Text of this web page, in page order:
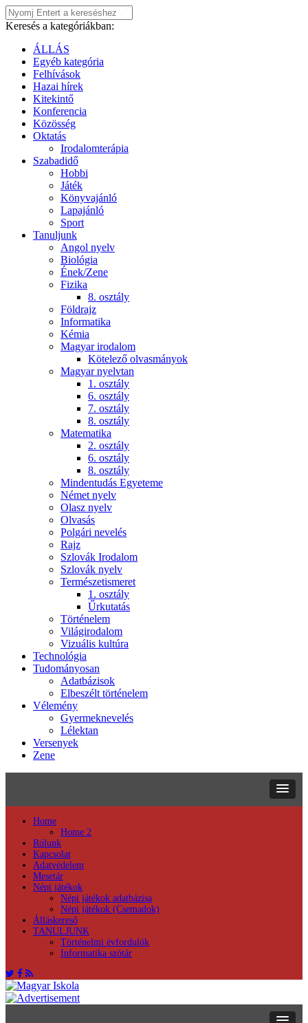
Keresés a kategóriákban:
ÁLLÁS
Egyéb kategória
Felhívások
Hazai hírek
Kitekintő
Konferencia
Közösség
Oktatás
Irodalomterápia
Szabadidő
Hobbi
Játék
Könyvajánló
Lapajánló
Sport
Tanuljunk
Angol nyelv
Biológia
Ének/Zene
Fizika
8. osztály
Földrajz
Informatika
Kémia
Magyar irodalom
Kötelező olvasmányok
Magyar nyelvtan
1. osztály
6. osztály
7. osztály
8. osztály
Matematika
2. osztály
6. osztály
8. osztály
Mindentudás Egyeteme
Német nyelv
Olasz nyelv
Olvasás
Polgári nevelés
Rajz
Szlovák Irodalom
Szlovák nyelv
Természetismeret
1. osztály
Űrkutatás
Történelem
Világirodalom
Vizuális kultúra
Technológia
Tudományosan
Adatbázisok
Elbeszélt történelem
Vélemény
Gyermeknevelés
Lélektan
Versenyek
Zene
Home
Home 2
Rólunk
Kapcsolat
Adatvédelem
Mesetár
Népi játékok
Népi játékok adatbázisa
Népi játékok (Csemadok)
Álláskereső
TANULJUNK
Történelmi évfordulók
Informatika szótár